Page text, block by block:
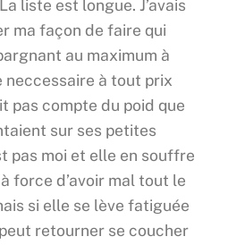
liste est longue. J’avais
ma façon de faire qui
au maximum à
neccessaire à tout prix
pas compte du poid que
sur ses petites
pas moi et elle en souffre
force d’avoir mal tout le
si elle se lève fatiguée
retourner se coucher